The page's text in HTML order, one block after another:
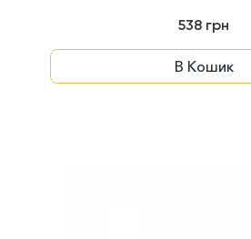
538 грн
В Кошик